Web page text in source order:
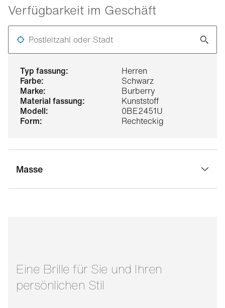
typ fassung:
Herren
farbe:
Schwarz
marke:
Burberry
material fassung:
Kunststoff
modell:
0BE2451U
form:
Rechteckig
Masse
Verfügbarkeit im Geschäft
Postleitzahl oder Stadt
Eine Brille für Sie und Ihren
persönlichen Stil